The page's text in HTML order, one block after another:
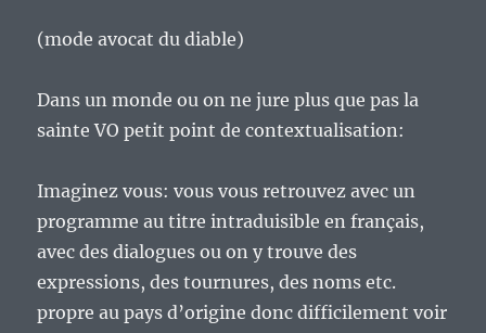
(mode avocat du diable)
Dans un monde ou on ne jure plus que pas la
sainte VO petit point de contextualisation:
Imaginez vous: vous vous retrouvez avec un
programme au titre intraduisible en français,
avec des dialogues ou on y trouve des
expressions, des tournures, des noms etc.
propre au pays d’origine donc difficilement voir